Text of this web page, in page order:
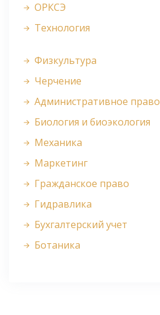
ОРКСЭ
Технология
Физкультура
Черчение
Административное право
Биология и биоэкология
Механика
Маркетинг
Гражданское право
Гидравлика
Бухгалтерский учет
Ботаника